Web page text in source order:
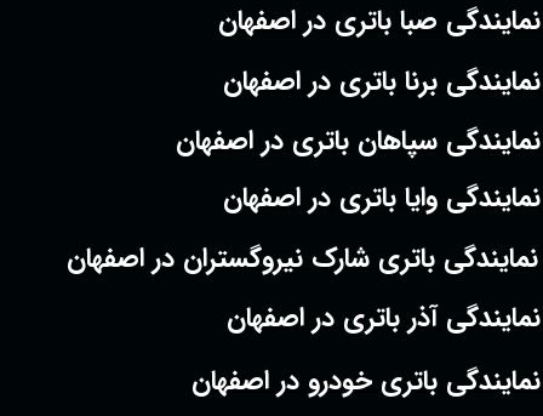
نمایندگی صبا باتری در اصفهان
نمایندگی برنا باتری در اصفهان
نمایندگی سپاهان باتری در اصفهان
نمایندگی وایا باتری در اصفهان
نمایندگی آذر باتری در اصفهان
نمایندگی باتری شارک نیروگستران در اصفهان
نمایندگی باتری خودرو در اصفهان